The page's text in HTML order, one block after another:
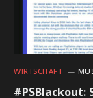
WIRTSCHAFT
#PSBlackout: